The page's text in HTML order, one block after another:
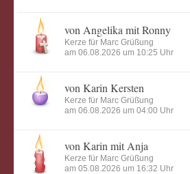
von Angelika mit Ronny
Kerze für Marc Grüßung
am 06.08.2026 um 10:25 Uhr
von Karin Kersten
Kerze für Marc Grüßung
am 06.08.2026 um 04:00 Uhr
von Karin mit Anja
Kerze für Marc Grüßung
am 05.08.2026 um 16:32 Uhr